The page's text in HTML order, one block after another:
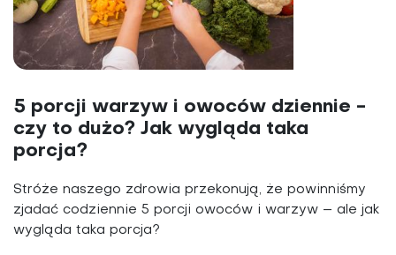
5 porcji warzyw i owoców dziennie -
czy to dużo? Jak wygląda taka
porcja?
Stróże naszego zdrowia przekonują, że powinniśmy
zjadać codziennie 5 porcji owoców i warzyw – ale jak
wygląda taka porcja?